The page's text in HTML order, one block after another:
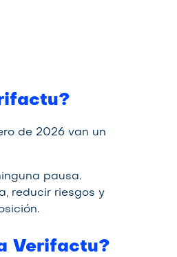
de 2026 van un
pausa.
reducir riesgos y
Verifactu?